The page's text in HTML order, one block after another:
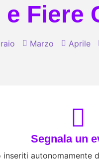
e Fiere
Marzo Aprile
Segnala un
inseriti autonomamente